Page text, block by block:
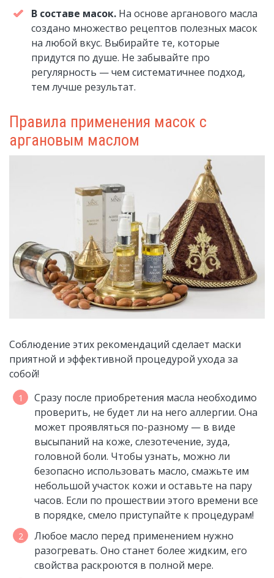
В составе масок. На основе арганового масла
создано множество рецептов полезных масок
на любой вкус. Выбирайте те, которые
придутся по душе. Не забывайте про
регулярность — чем систематичнее подход,
тем лучше результат.
Правила применения масок с
аргановым маслом
Соблюдение этих рекомендаций сделает маски
приятной и эффективной процедурой ухода за
собой!
Сразу после приобретения масла необходимо
проверить, не будет ли на него аллергии. Она
может проявляться по-разному — в виде
высыпаний на коже, слезотечение, зуда,
головной боли. Чтобы узнать, можно ли
безопасно использовать масло, смажьте им
небольшой участок кожи и оставьте на пару
часов. Если по прошествии этого времени все
в порядке, смело приступайте к процедурам!
Любое масло перед применением нужно
разогревать. Оно станет более жидким, его
свойства раскроются в полной мере.